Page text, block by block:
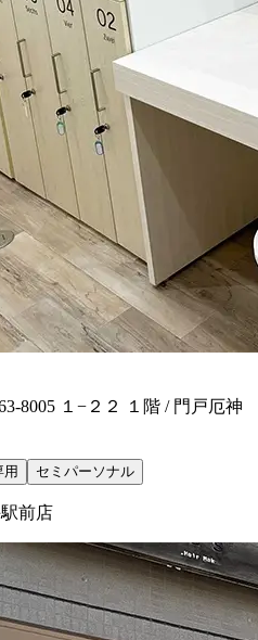
8005 １−２２ １階 / 門戸厄神
用 セミパーソナル
前店